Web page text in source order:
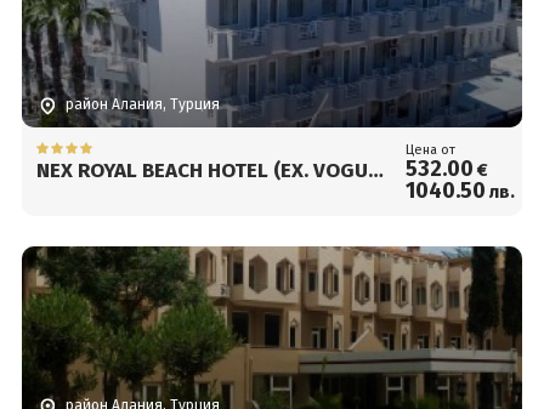
район Алания, Турция
NEX ROYAL BEACH HOTEL (EX. VOGUE
Цена от
532.00 €
1040.50 лв.
район Алания, Турция